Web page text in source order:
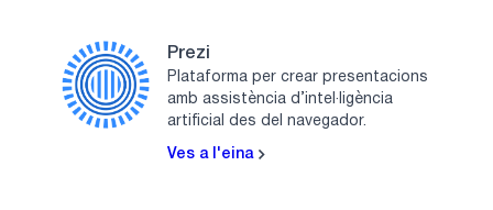
Prezi
Plataforma per crear presentacions
amb assistència d’intel·ligència
artificial des del navegador.
Ves a l'eina